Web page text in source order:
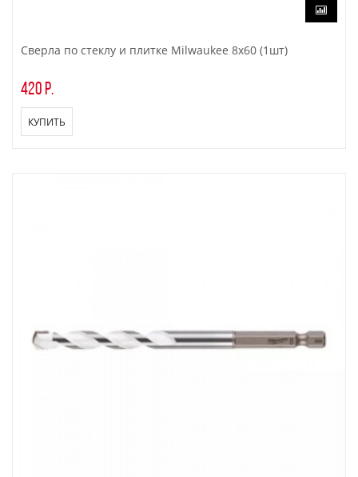
Сверла по стеклу и плитке Milwaukee 8x60 (1шт)
420 р.
КУПИТЬ